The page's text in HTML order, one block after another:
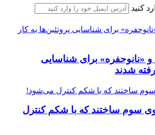
کنید
برای شناسایی پروتئین‌ها به کار
برای شناسایی
شدند
سوم ساختند که با شکم کنترل می‌شود!
سوم ساختند که با شکم کنترل